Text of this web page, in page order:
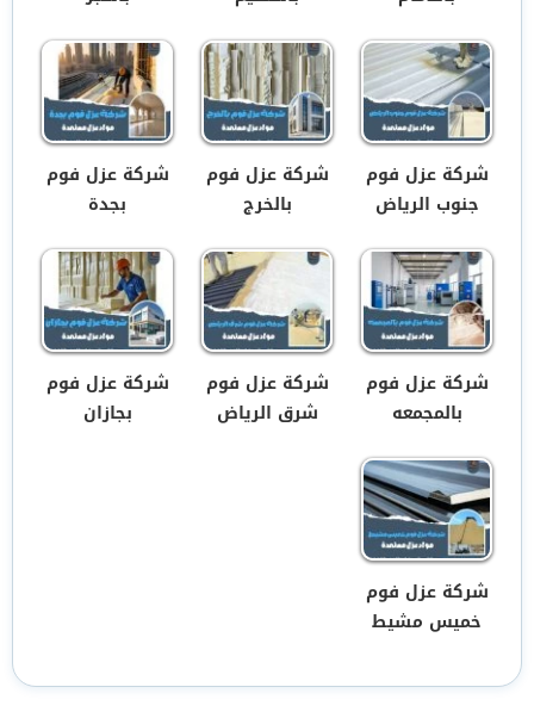
شركة عزل فوم
جنوب الرياض
شركة عزل فوم
بالخرج
شركة عزل فوم
بجدة
شركة عزل فوم
بالمجمعه
شركة عزل فوم
شرق الرياض
شركة عزل فوم
بجازان
شركة عزل فوم
خميس مشيط